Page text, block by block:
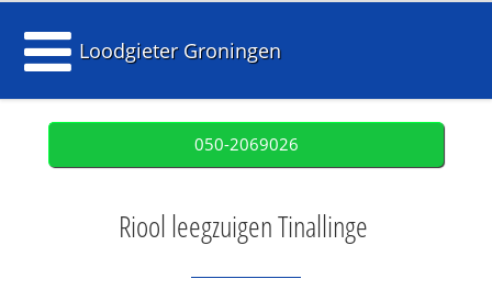
Loodgieter Groningen
050-2069026
Riool leegzuigen Tinallinge